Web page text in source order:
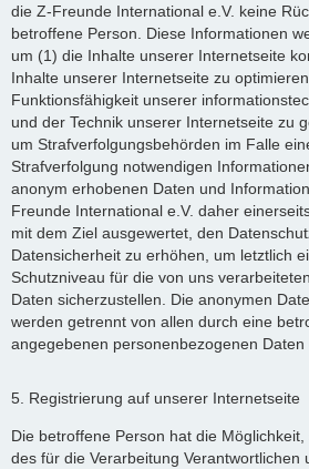
die Z-Freunde International e.V. keine
betroffene Person. Diese Informationen
um (1) die Inhalte unserer Internetseite
Inhalte unserer Internetseite zu
Funktionsfähigkeit unserer
und der Technik unserer Internetseite zu
um Strafverfolgungsbehörden im Falle
Strafverfolgung notwendigen
anonym erhobenen Daten und
Freunde International e.V. daher
mit dem Ziel ausgewertet, den
Datensicherheit zu erhöhen, um letztlich
Schutzniveau für die von uns
Daten sicherzustellen. Die anonymen
werden getrennt von allen durch eine
angegebenen personenbezogenen Daten
5. Registrierung auf unserer Internetseite
Die betroffene Person hat die
des für die Verarbeitung Verantwortlichen